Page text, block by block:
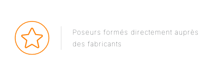
Poseurs formés directement auprès
des fabricants